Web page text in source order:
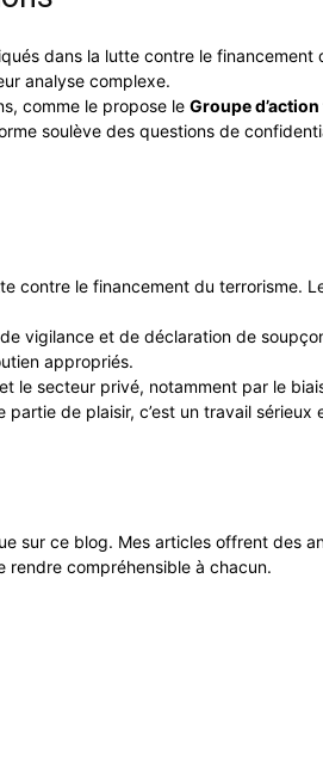
dans la lutte contre le
analyse complexe.
comme le propose le Groupe
soulève des questions de
contre le financement du
vigilance et de déclaration de
appropriés.
le secteur privé, notamment par le
de plaisir, c’est un travail
sur ce blog. Mes articles offrent des
rendre compréhensible à chacun.